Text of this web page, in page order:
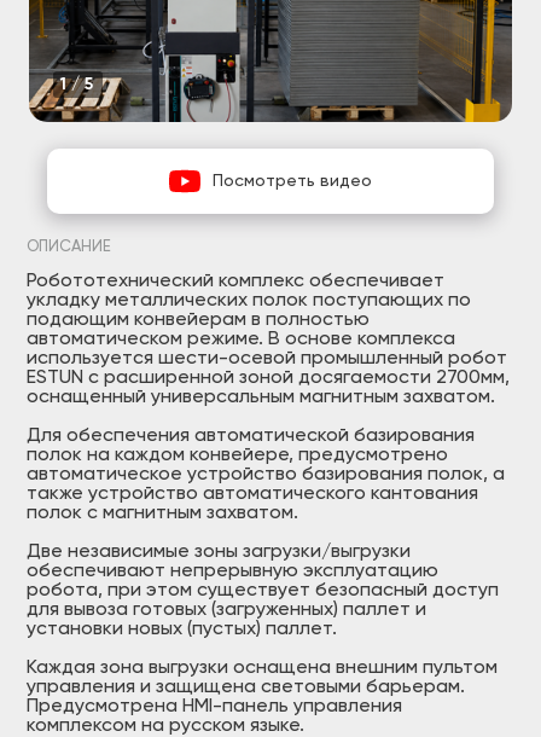
Посмотреть видео
ОПИСАНИЕ
Робототехнический комплекс обеспечивает
укладку металлических полок поступающих по
подающим конвейерам в полностью
автоматическом режиме. В основе комплекса
используется шести-осевой промышленный робот
ESTUN с расширенной зоной досягаемости 2700мм,
оснащенный универсальным магнитным захватом.
Для обеспечения автоматической базирования
полок на каждом конвейере, предусмотрено
автоматическое устройство базирования полок, а
также устройство автоматического кантования
полок с магнитным захватом.
Две независимые зоны загрузки/выгрузки
обеспечивают непрерывную эксплуатацию
робота, при этом существует безопасный доступ
для вывоза готовых (загруженных) паллет и
установки новых (пустых) паллет.
Каждая зона выгрузки оснащена внешним пультом
управления и защищена световыми барьерам.
Предусмотрена HMI-панель управления
комплексом на русском языке.
1/5